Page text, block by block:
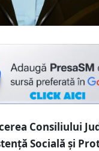
Consiliului
Socială și